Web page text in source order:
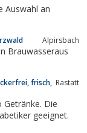
Auswahl an
Alpirsbach
Brauwasseraus
frisch, Rastatt
Getränke. Die
geeignet.